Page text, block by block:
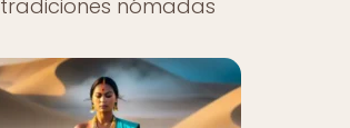
tradiciones nómadas